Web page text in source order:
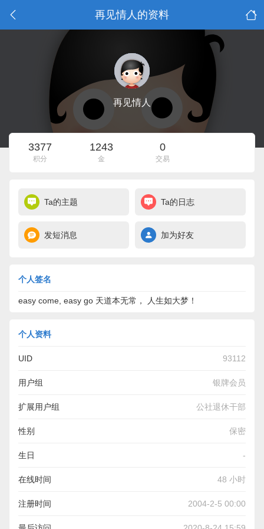
再见情人的资料
再见情人
3377
积分
1243
金
0
交易
Ta的主题 Ta的日志
发短消息 加为好友
个人签名
easy come, easy go 天道本无常， 人生如大梦！
个人资料
UID 93112
用户组 银牌会员
扩展用户组 公社退休干部
性别 保密
生日 -
在线时间 48 小时
注册时间 2004-2-5 00:00